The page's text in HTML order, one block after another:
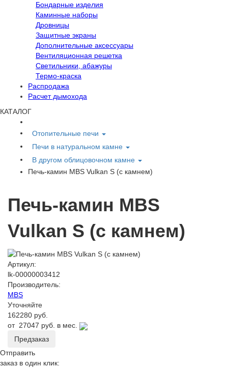
Бондарные изделия
Каминные наборы
Дровницы
Защитные экраны
Дополнительные аксессуары
Вентиляционная решетка
Светильники, абажуры
Термо-краска
Распродажа
Расчет дымохода
КАТАЛОГ
Отопительные печи
Печи в натуральном камне
В другом облицовочном камне
Печь-камин MBS Vulkan S (с камнем)
Печь-камин MBS
Vulkan S (с камнем)
Артикул:
lk-00000003412
Производитель:
MBS
Уточняйте
162280 руб.
от 27047 руб. в мес.
Предзаказ
Отправить
заказ в один клик: